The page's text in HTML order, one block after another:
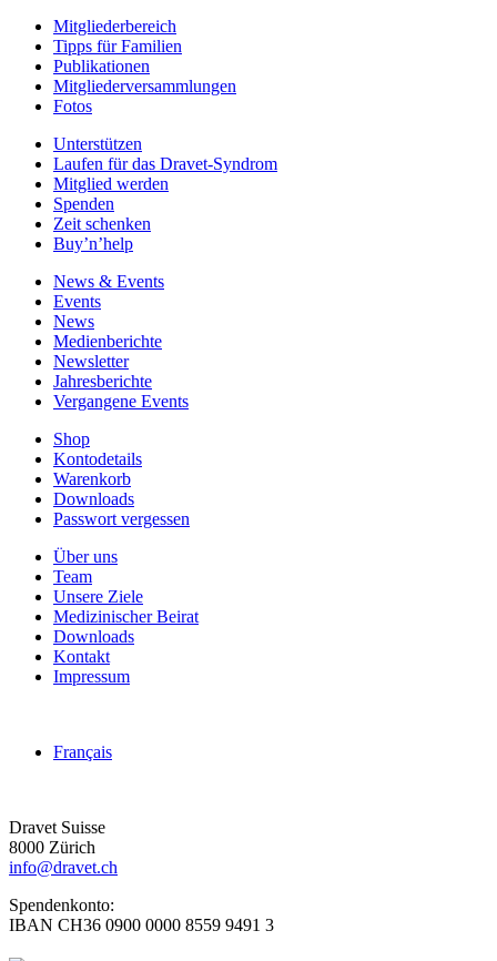
Mitgliederbereich
Tipps für Familien
Publikationen
Mitgliederversammlungen
Fotos
Unterstützen
Laufen für das Dravet-Syndrom
Mitglied werden
Spenden
Zeit schenken
Buy’n’help
News & Events
Events
News
Medienberichte
Newsletter
Jahresberichte
Vergangene Events
Shop
Kontodetails
Warenkorb
Downloads
Passwort vergessen
Über uns
Team
Unsere Ziele
Medizinischer Beirat
Downloads
Kontakt
Impressum
Français
Dravet Suisse
8000 Zürich
info@dravet.ch
Spendenkonto:
IBAN CH36 0900 0000 8559 9491 3